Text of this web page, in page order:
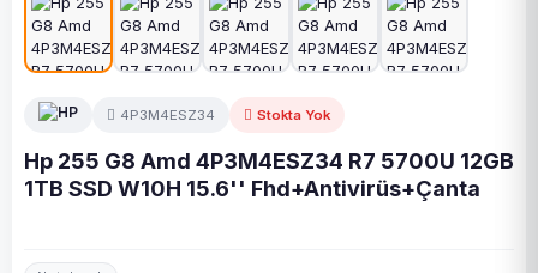
4P3M4ESZ34 Stokta Yok
Hp 255 G8 Amd 4P3M4ESZ34 R7 5700U 12GB
1TB SSD W10H 15.6'' Fhd+Antivirüs+Çanta